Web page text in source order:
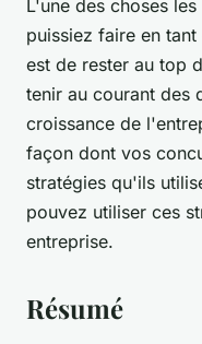
L'une des choses
puissiez faire en
est de rester au top
tenir au courant des
croissance de
façon dont vos
stratégies qu'ils
pouvez utiliser ces
entreprise.
Résumé